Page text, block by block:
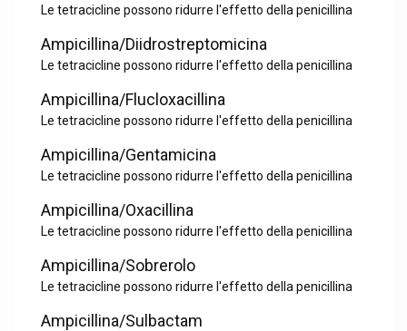
Le tetracicline possono ridurre l'effetto della penicillina
Ampicillina/Diidrostreptomicina
Le tetracicline possono ridurre l'effetto della penicillina
Ampicillina/Flucloxacillina
Le tetracicline possono ridurre l'effetto della penicillina
Ampicillina/Gentamicina
Le tetracicline possono ridurre l'effetto della penicillina
Ampicillina/Oxacillina
Le tetracicline possono ridurre l'effetto della penicillina
Ampicillina/Sobrerolo
Le tetracicline possono ridurre l'effetto della penicillina
Ampicillina/Sulbactam